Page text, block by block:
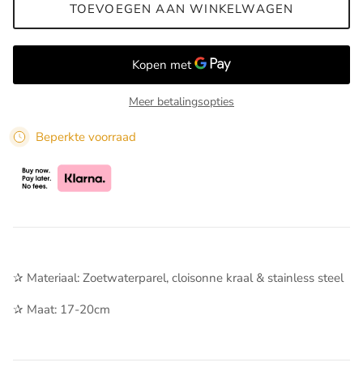
TOEVOEGEN AAN WINKELWAGEN
Meer betalingsopties
Beperkte voorraad
✰ Materiaal: Zoetwaterparel, cloisonne kraal & stainless steel
✰ Maat: 17-20cm